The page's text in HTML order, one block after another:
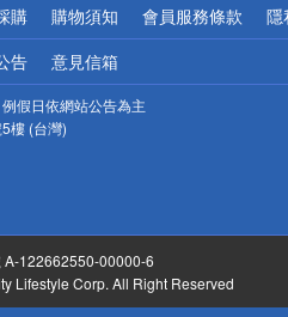
購 購物須知 會員服務條款 隱
告 意見信箱
假日依網站公告為主
樓 (台灣)
A-122662550-00000-6
Lifestyle Corp. All Right Reserved